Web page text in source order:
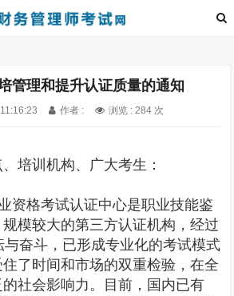
管理和提升认证质量的通知
作者 : 浏览 : 284 次
培训机构、广大考生：
资格考试认证中心是职业技能鉴
模较大的第三方认证机构，经过
与奋斗，已形成专业化的考试模式
了时间和市场的双重检验，在全
社会影响力。目前，国内已有